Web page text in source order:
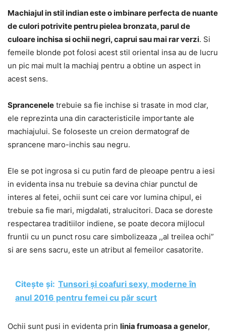
Machiajul in stil indian este o imbinare perfecta de nuante
de culori potrivite pentru pielea bronzata, parul de
culoare inchisa si ochii negri, caprui sau mai rar verzi. Si
femeile blonde pot folosi acest stil oriental insa au de lucru
un pic mai mult la machiaj pentru a obtine un aspect in
acest sens.
Sprancenele trebuie sa fie inchise si trasate in mod clar,
ele reprezinta una din caracteristicile importante ale
machiajului. Se foloseste un creion dermatograf de
sprancene maro-inchis sau negru.
Ele se pot ingrosa si cu putin fard de pleoape pentru a iesi
in evidenta insa nu trebuie sa devina chiar punctul de
interes al fetei, ochii sunt cei care vor lumina chipul, ei
trebuie sa fie mari, migdalati, stralucitori. Daca se doreste
respectarea traditiilor indiene, se poate decora mijlocul
fruntii cu un punct rosu care simbolizeaza ,,al treilea ochi”
si are sens sacru, este un atribut al femeilor casatorite.
Citește și: Tunsori și coafuri sexy, moderne în
anul 2016 pentru femei cu păr scurt
Ochii sunt pusi in evidenta prin linia frumoasa a genelor,